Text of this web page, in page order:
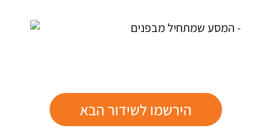
הירשמו לשידור הבא